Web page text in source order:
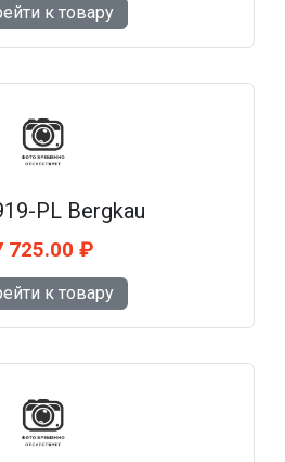
к товару
PL Bergkau
725.00 ₽
к товару